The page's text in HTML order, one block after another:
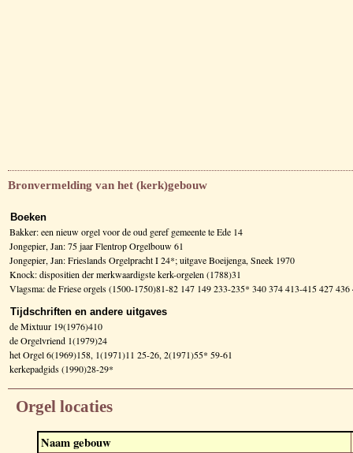
Bronvermelding van het (kerk)gebouw
Boeken
Bakker: een nieuw orgel voor de oud geref gemeente te Ede 14
Jongepier, Jan: 75 jaar Flentrop Orgelbouw 61
Jongepier, Jan: Frieslands Orgelpracht I 24*; uitgave Boeijenga, Sneek 1970
Knock: dispositien der merkwaardigste kerk-orgelen (1788)31
Vlagsma: de Friese orgels (1500-1750)81-82 147 149 233-235* 340 374 413-415 427
Tijdschriften en andere uitgaves
de Mixtuur 19(1976)410
de Orgelvriend 1(1979)24
het Orgel 6(1969)158, 1(1971)11 25-26, 2(1971)55* 59-61
kerkepadgids (1990)28-29*
Orgel locaties
Naam gebouw